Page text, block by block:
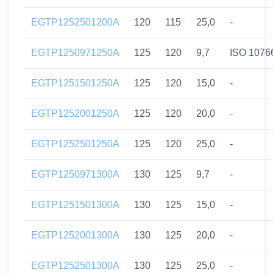
EGTP1252501200A 120 115 25,0 -
EGTP1250971250A 125 120 9,7 ISO
EGTP1251501250A 125 120 15,0 -
EGTP1252001250A 125 120 20,0 -
EGTP1252501250A 125 120 25,0 -
EGTP1250971300A 130 125 9,7 -
EGTP1251501300A 130 125 15,0 -
EGTP1252001300A 130 125 20,0 -
EGTP1252501300A 130 125 25,0 -